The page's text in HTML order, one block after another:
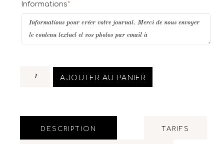
Informations*
AJOUTER AU PANIER
DESCRIPTION TARIFS